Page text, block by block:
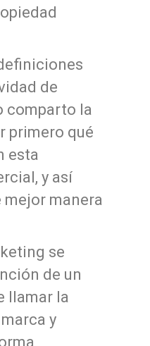
de
comparto la
primero qué
esta
y así
manera
se
de un
llamar la
y